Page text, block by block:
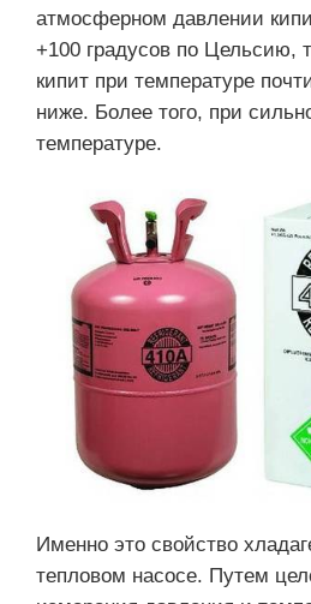
атмосферном давлении
+100 градусов по Цельсию,
кипит при температуре
ниже. Более того, при
температуре.
Именно это свойство
тепловом насосе. Путем